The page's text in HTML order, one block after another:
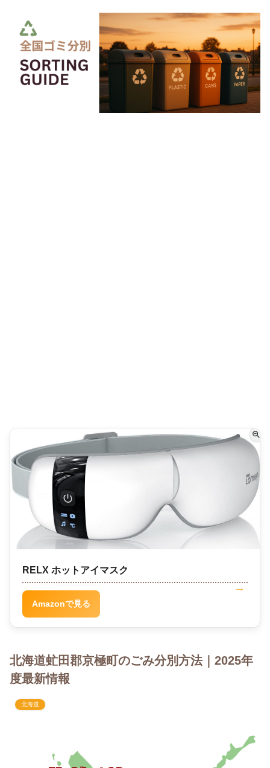
RELX ホットアイマスク
Amazonで見る
北海道虻田郡京極町のごみ分別方法｜2025年
度最新情報
北海道